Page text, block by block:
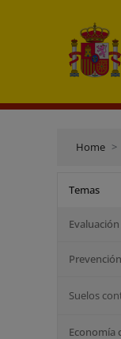
Home
Temas
Suelos
Economía